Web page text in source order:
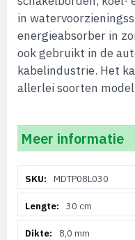
in
energieabsorber in
ook gebruikt in de
kabelindustrie. Het
allerlei soorten
Meer informatie
informatieMDTP08L030
30 cm
8,0 mm